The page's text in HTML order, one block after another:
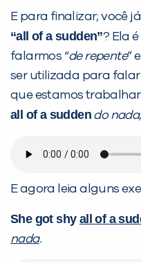
E para finalizar; você
“all of a sudden”? Ela
falarmos “de repente”
ser utilizada para
que estamos
all of a sudden do
E agora leia alguns
She got shy all of a
nada.